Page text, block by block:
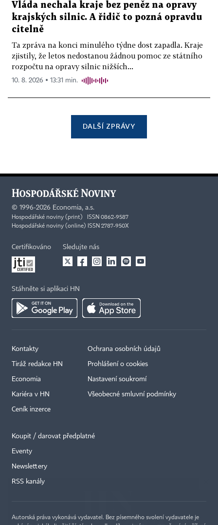
Vláda nechala kraje bez peněz na opravy
krajských silnic. A řidič to pozná opravdu
citelně
Ta zpráva na konci minulého týdne dost zapadla. Kraje
zjistily, že letos nedostanou žádnou pomoc ze státního
rozpočtu na opravy silnic nižších...
10. 8. 2026 ▪ 13:31 min.
DALŠÍ ZPRÁVY
© 1996-2026 Economia, a.s.
Hospodářské noviny (print) ISSN 0862-9587
Hospodářské noviny (online) ISSN 2787-950X
Certifikováno Sledujte nás
Stáhněte si aplikaci HN
Kontakty
Tiráž redakce HN
Economia
Kariéra v HN
Ceník inzerce
Ochrana osobních údajů
Prohlášení o cookies
Nastavení soukromí
Všeobecné smluvní podmínky
Koupit / darovat předplatné
Eventy
Newslettery
RSS kanály
Autorská práva vykonává vydavatel. Bez písemného svolení vydavatele je